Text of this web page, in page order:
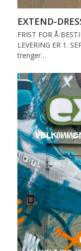
EXTEND-
FRIST FOR Å
LEVERING ER 1.
trenger…